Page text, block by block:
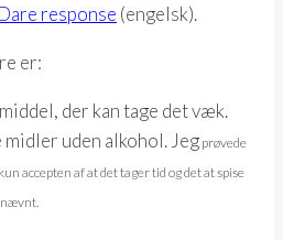
Dare response (engelsk).
er:
der kan tage det væk.
uden alkohol. Jegprøvede
accepten af at det tager tid og det at spise